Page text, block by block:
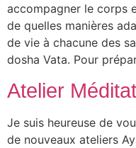
accompagner le corps
de quelles manières
de vie à chacune des
dosha Vata. Pour
Atelier
Je suis heureuse de
de nouveaux ateliers